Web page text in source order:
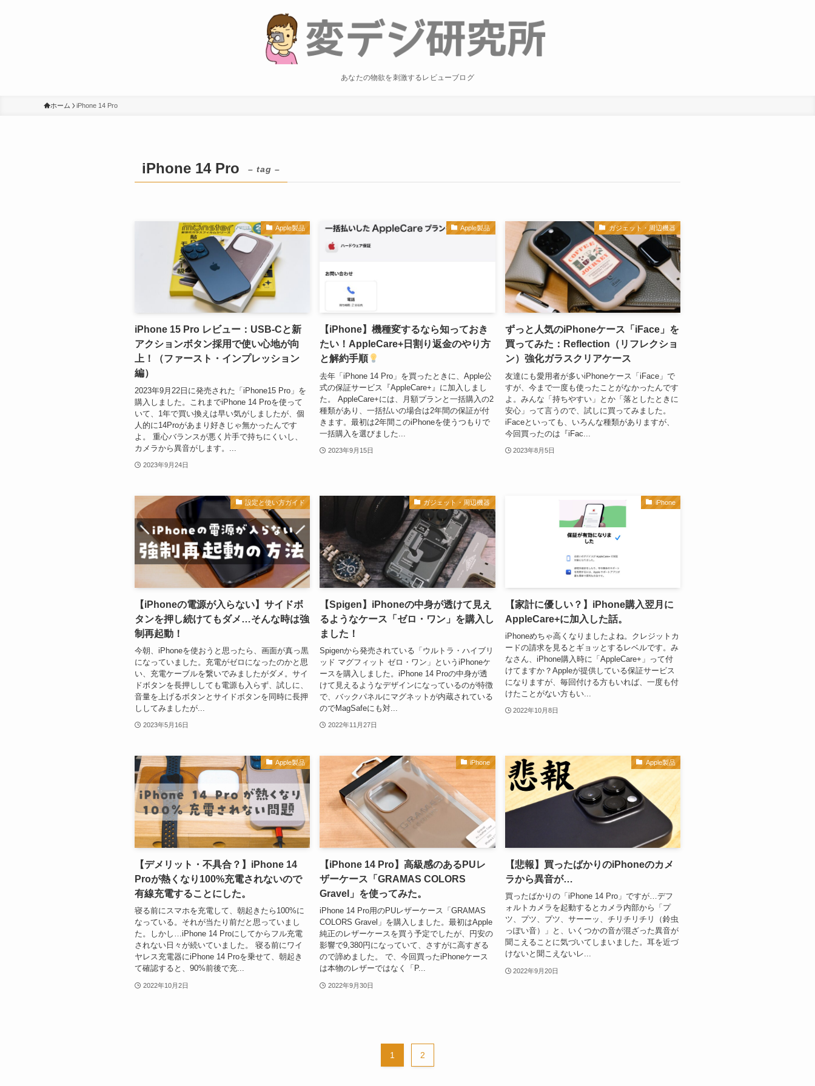
あなたの物欲を刺激するレビューブログ
ホーム iPhone 14 Pro
iPhone 14 Pro – tag –
Apple製品
iPhone 15 Pro レビュー：USB-Cと新
アクションボタン採用で使い心地が向
上！（ファースト・インプレッション
編）
2023年9月22日に発売された「iPhone15 Pro」を
購入しました。これまでiPhone 14 Proを使って
いて、1年で買い換えは早い気がしましたが、個
人的に14Proがあまり好きじゃ無かったんです
よ。 重心バランスが悪く片手で持ちにくいし、
カメラから異音がします。...
2023年9月24日
Apple製品
【iPhone】機種変するなら知っておき
たい！AppleCare+日割り返金のやり方
と解約手順
去年「iPhone 14 Pro」を買ったときに、Apple公
式の保証サービス『AppleCare+』に加入しまし
た。 AppleCare+には、月額プランと一括購入の2
種類があり、一括払いの場合は2年間の保証が付
きます。最初は2年間このiPhoneを使うつもりで
一括購入を選びました...
2023年9月15日
ガジェット・周辺機器
ずっと人気のiPhoneケース「iFace」を
買ってみた：Reflection（リフレクショ
ン）強化ガラスクリアケース
友達にも愛用者が多いiPhoneケース「iFace」で
すが、今まで一度も使ったことがなかったんです
よ。みんな「持ちやすい」とか「落としたときに
安心」って言うので、試しに買ってみました。
iFaceといっても、いろんな種類がありますが、
今回買ったのは『iFac...
2023年8月5日
設定と使い方ガイド
【iPhoneの電源が入らない】サイドボ
タンを押し続けてもダメ…そんな時は強
制再起動！
今朝、iPhoneを使おうと思ったら、画面が真っ黒
になっていました。充電がゼロになったのかと思
い、充電ケーブルを繋いでみましたがダメ。サイ
ドボタンを長押ししても電源も入らず、試しに、
音量を上げるボタンとサイドボタンを同時に長押
ししてみましたが...
2023年5月16日
ガジェット・周辺機器
【Spigen】iPhoneの中身が透けて見え
るようなケース「ゼロ・ワン」を購入し
ました！
Spigenから発売されている「ウルトラ・ハイブリ
ッド マグフィット ゼロ・ワン」というiPhoneケ
ースを購入しました。iPhone 14 Proの中身が透
けて見えるようなデザインになっているのが特徴
で、バックパネルにマグネットが内蔵されている
のでMagSafeにも対...
2022年11月27日
iPhone
【家計に優しい？】iPhone購入翌月に
AppleCare+に加入した話。
iPhoneめちゃ高くなりましたよね。クレジットカ
ードの請求を見るとギョッとするレベルです。み
なさん、iPhone購入時に「AppleCare+」って付
けてますか？Appleが提供している保証サービス
になりますが、毎回付ける方もいれば、一度も付
けたことがない方もい...
2022年10月8日
Apple製品
【デメリット・不具合？】iPhone 14
Proが熱くなり100%充電されないので
有線充電することにした。
寝る前にスマホを充電して、朝起きたら100%に
なっている。それが当たり前だと思っていまし
た。しかし…iPhone 14 Proにしてからフル充電
されない日々が続いていました。 寝る前にワイ
ヤレス充電器にiPhone 14 Proを乗せて、朝起き
て確認すると、90%前後で充...
2022年10月2日
iPhone
【iPhone 14 Pro】高級感のあるPUレ
ザーケース「GRAMAS COLORS
Gravel」を使ってみた。
iPhone 14 Pro用のPUレザーケース「GRAMAS
COLORS Gravel」を購入しました。最初はApple
純正のレザーケースを買う予定でしたが、円安の
影響で9,380円になっていて、さすがに高すぎる
ので諦めました。 で、今回買ったiPhoneケース
は本物のレザーではなく「P...
2022年9月30日
Apple製品
【悲報】買ったばかりのiPhoneのカメ
ラから異音が…
買ったばかりの「iPhone 14 Pro」ですが…デフ
ォルトカメラを起動するとカメラ内部から「プ
ツ、プツ、プツ、サーーッ、チリチリチリ（鈴虫
っぽい音）」と、いくつかの音が混ざった異音が
聞こえることに気づいてしまいました。耳を近づ
けないと聞こえないレ...
2022年9月20日
1 2